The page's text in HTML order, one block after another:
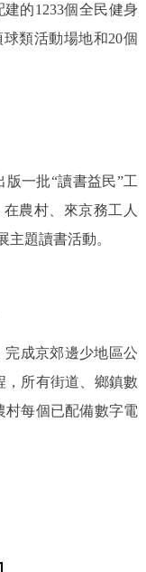
的1233個全民健身
類活動場地和20個
一批“讀書益民”工
農村、來京務工人
主題讀書活動。
成京郊邊少地區公
，所有街道、鄉鎮數
村每個已配備數字電